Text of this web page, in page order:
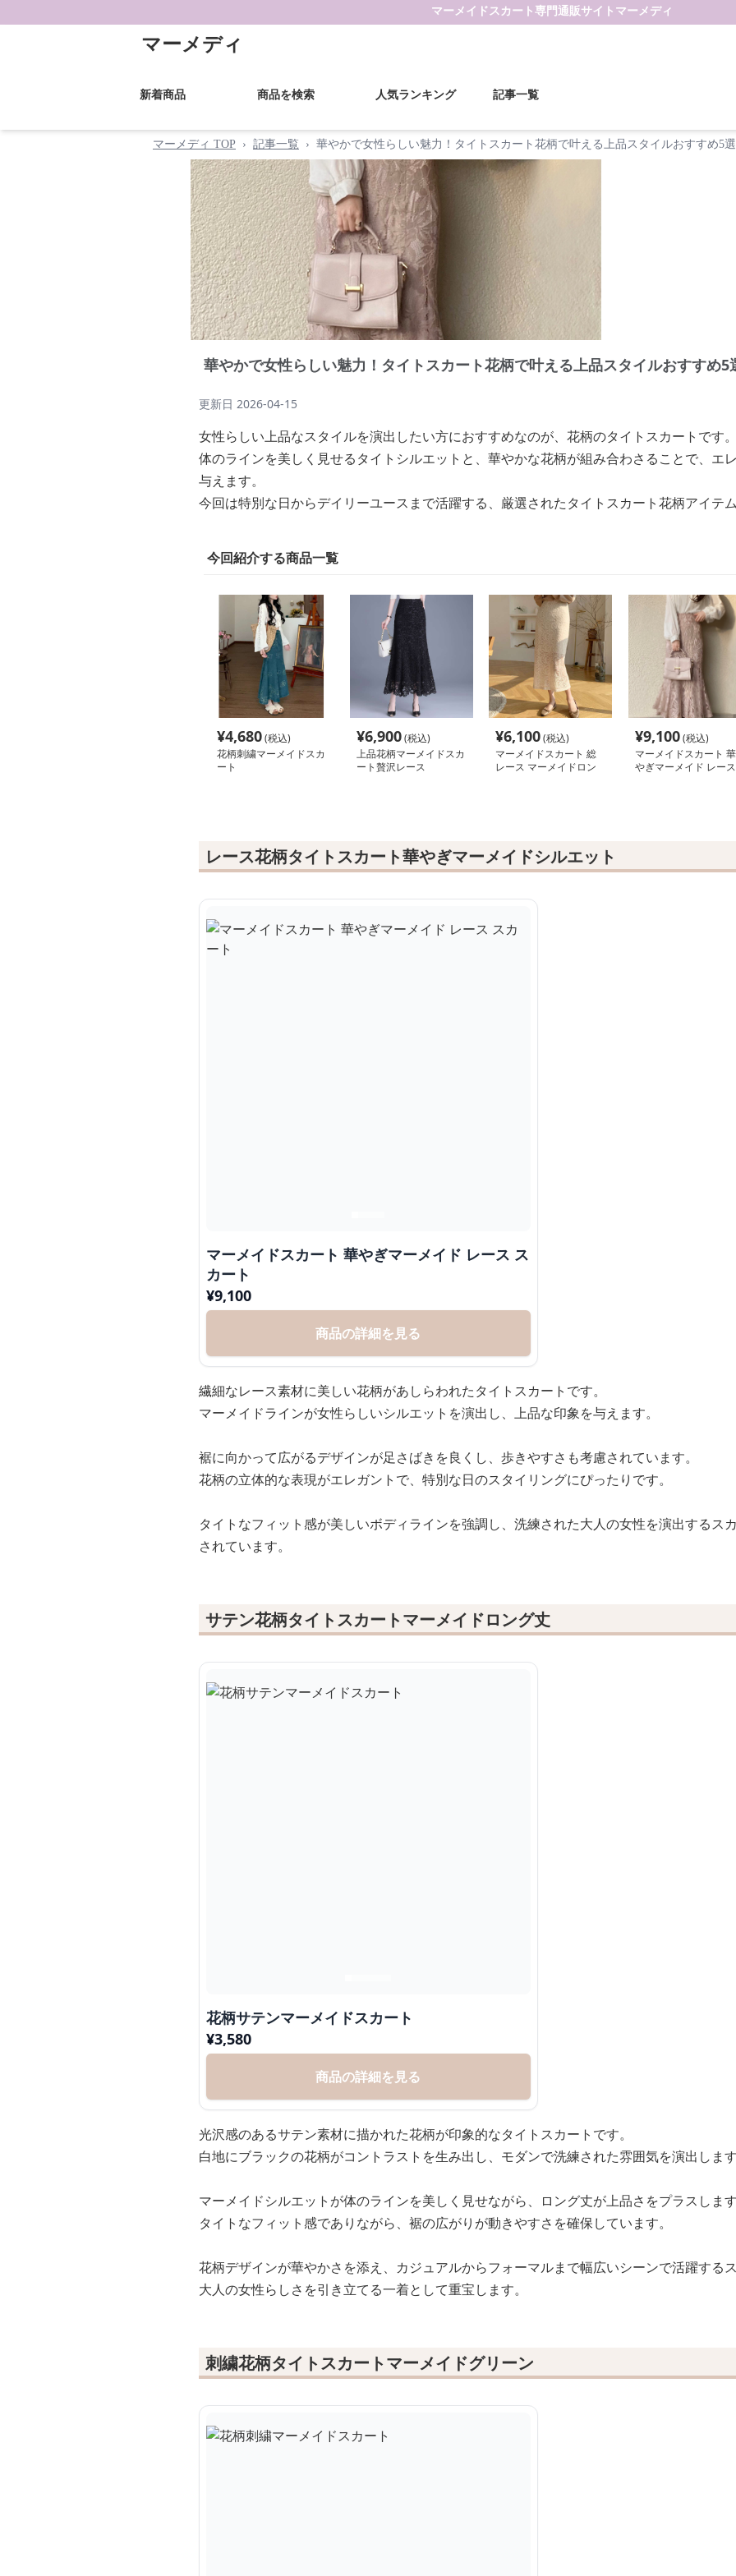
マーメイドスカート 専門通販サイト マーメディ
マーメディ
新着商品 商品を検索 人気ランキング 記事一覧
マーメディ TOP › 記事一覧 › 華やかで女性らしい魅力！タイトスカート花柄で叶える上品スタイルおすすめ5選
華やかで女性らしい魅力！タイトスカート花柄で叶える上品スタイルおすすめ5
更新日 2026-04-15
女性らしい上品なスタイルを演出したい方におすすめなのが、花柄のタイトスカートです。
体のラインを美しく見せるタイトシルエットと、華やかな花柄が組み合わさることで、エ
与えます。
今回は特別な日からデイリーユースまで活躍する、厳選されたタイトスカート花柄アイテム
今回紹介する商品一覧
¥4,680(税込)
花柄刺繍マーメイドスカ
ート
¥6,900(税込)
上品花柄マーメイドスカ
ート贅沢レース
¥6,100(税込)
マーメイドスカート 総
レース マーメイドロン
¥9,100(税込)
マーメイドスカート 華
やぎマーメイド レース
レース花柄タイトスカート華やぎマーメイドシルエット
マーメイドスカート 華やぎマーメイド レース ス
カート
¥9,100
商品の詳細を見る
繊細なレース素材に美しい花柄があしらわれたタイトスカートです。
マーメイドラインが女性らしいシルエットを演出し、上品な印象を与えます。
裾に向かって広がるデザインが足さばきを良くし、歩きやすさも考慮されています。
花柄の立体的な表現がエレガントで、特別な日のスタイリングにぴったりです。
タイトなフィット感が美しいボディラインを強調し、洗練された大人の女性を演出するス
されています。
サテン花柄タイトスカートマーメイドロング丈
花柄サテンマーメイドスカート
¥3,580
商品の詳細を見る
光沢感のあるサテン素材に描かれた花柄が印象的なタイトスカートです。
白地にブラックの花柄がコントラストを生み出し、モダンで洗練された雰囲気を演出します
マーメイドシルエットが体のラインを美しく見せながら、ロング丈が上品さをプラスします
タイトなフィット感でありながら、裾の広がりが動きやすさを確保しています。
花柄デザインが華やかさを添え、カジュアルからフォーマルまで幅広いシーンで活躍するス
大人の女性らしさを引き立てる一着として重宝します。
刺繍花柄タイトスカートマーメイドグリーン